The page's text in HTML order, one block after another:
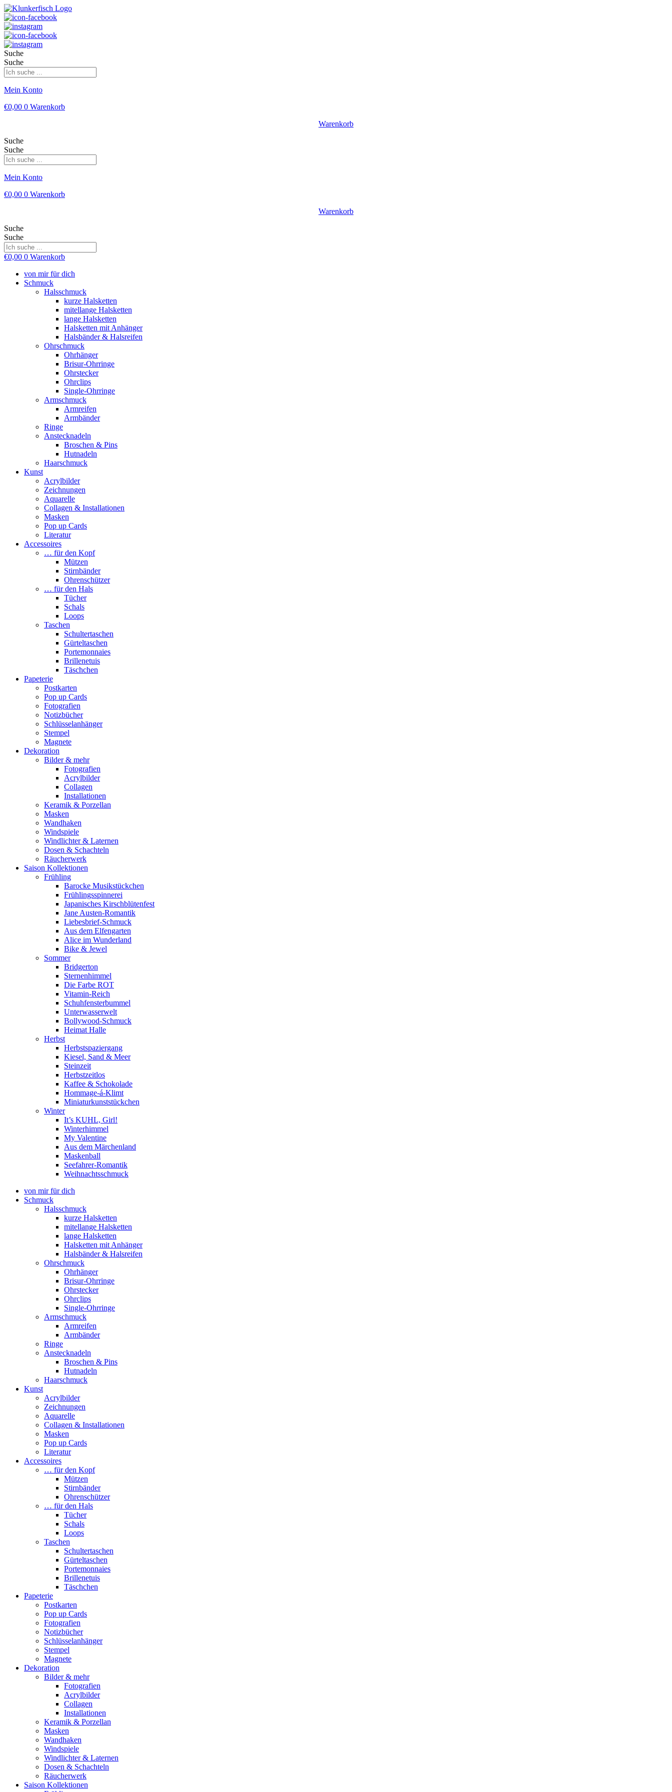
Suche
Suche
Mein Konto
€0,00 0 Warenkorb
Warenkorb
Suche
Suche
Mein Konto
€0,00 0 Warenkorb
Warenkorb
Suche
Suche
€0,00 0 Warenkorb
von mir für dich
Schmuck
Halsschmuck
kurze Halsketten
mitellange Halsketten
lange Halsketten
Halsketten mit Anhänger
Halsbänder & Halsreifen
Ohrschmuck
Ohrhänger
Brisur-Ohrringe
Ohrstecker
Ohrclips
Single-Ohrringe
Armschmuck
Armreifen
Armbänder
Ringe
Anstecknadeln
Broschen & Pins
Hutnadeln
Haarschmuck
Kunst
Acrylbilder
Zeichnungen
Aquarelle
Collagen & Installationen
Masken
Pop up Cards
Literatur
Accessoires
… für den Kopf
Mützen
Stirnbänder
Ohrenschützer
… für den Hals
Tücher
Schals
Loops
Taschen
Schultertaschen
Gürteltaschen
Portemonnaies
Brillenetuis
Täschchen
Papeterie
Postkarten
Pop up Cards
Fotografien
Notizbücher
Schlüsselanhänger
Stempel
Magnete
Dekoration
Bilder & mehr
Fotografien
Acrylbilder
Collagen
Installationen
Keramik & Porzellan
Masken
Wandhaken
Windspiele
Windlichter & Laternen
Dosen & Schachteln
Räucherwerk
Saison Kollektionen
Frühling
Barocke Musikstückchen
Frühlingsspinnerei
Japanisches Kirschblütenfest
Jane Austen-Romantik
Liebesbrief-Schmuck
Aus dem Elfengarten
Alice im Wunderland
Bike & Jewel
Sommer
Bridgerton
Sternenhimmel
Die Farbe ROT
Vitamin-Reich
Schuhfensterbummel
Unterwasserwelt
Bollywood-Schmuck
Heimat Halle
Herbst
Herbstspaziergang
Kiesel, Sand & Meer
Steinzeit
Herbstzeitlos
Kaffee & Schokolade
Hommage-á-Klimt
Miniaturkunststückchen
Winter
It’s KUHL, Girl!
Winterhimmel
My Valentine
Aus dem Märchenland
Maskenball
Seefahrer-Romantik
Weihnachtsschmuck
von mir für dich
Schmuck
Halsschmuck
kurze Halsketten
mitellange Halsketten
lange Halsketten
Halsketten mit Anhänger
Halsbänder & Halsreifen
Ohrschmuck
Ohrhänger
Brisur-Ohrringe
Ohrstecker
Ohrclips
Single-Ohrringe
Armschmuck
Armreifen
Armbänder
Ringe
Anstecknadeln
Broschen & Pins
Hutnadeln
Haarschmuck
Kunst
Acrylbilder
Zeichnungen
Aquarelle
Collagen & Installationen
Masken
Pop up Cards
Literatur
Accessoires
… für den Kopf
Mützen
Stirnbänder
Ohrenschützer
… für den Hals
Tücher
Schals
Loops
Taschen
Schultertaschen
Gürteltaschen
Portemonnaies
Brillenetuis
Täschchen
Papeterie
Postkarten
Pop up Cards
Fotografien
Notizbücher
Schlüsselanhänger
Stempel
Magnete
Dekoration
Bilder & mehr
Fotografien
Acrylbilder
Collagen
Installationen
Keramik & Porzellan
Masken
Wandhaken
Windspiele
Windlichter & Laternen
Dosen & Schachteln
Räucherwerk
Saison Kollektionen